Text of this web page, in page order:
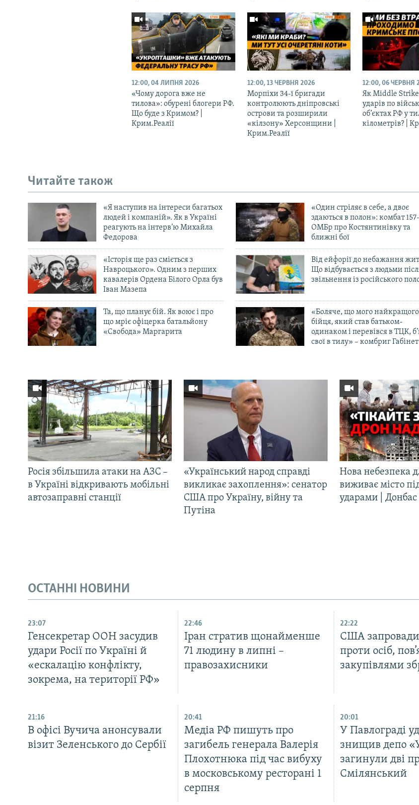
12:00, 04 ЛИПНЯ 2026
«Чому дорога вже не
тилова»: обурені блогери РФ.
Що буде з Кримом? |
Крим.Реалії
12:00, 13 ЧЕРВНЯ 2026
Морпіхи 34-ї бригади
контролюють дніпровські
острови та розширили
«кілзону» Херсонщини |
Крим.Реалії
12:00, 06 ЧЕРВНЯ
Як Middle Strike
ударів по
об’єктах РФ у
кілометрів? |
Читайте також
«Я наступив на інтереси багатьох
людей і компаній». Як в Україні
реагують на інтерв’ю Михайла
Федорова
«Один стріляє в себе, а двоє
здаються в полон»: комбат
ОМБр про Костянтинівку та
ближні бої
«Історія ще раз сміється з
Навроцького». Одним з перших
кавалерів Ордена Білого Орла був
Іван Мазепа
Від ейфорії до небажання
Що відбувається з людьми
звільнення із російського
Та, що планує бій. Як воює і про
що мріє офіцерка батальйону
«Свобода» Маргарита
«Боляче, що мого найкращого
бійця, який став батьком-
одинаком і перевівся в ТЦК,
свої в тилу» – комбриг Габінет
Росія збільшила атаки на АЗС –
в Україні відкривають мобільні
автозаправні станції
«Український народ справді
викликає захоплення»: сенатор
США про Україну, війну та
Путіна
Нова небезпека
виживає місто
ударами | Донбас
ОСТАННІ НОВИНИ
23:07
Генсекретар ООН засудив
удари Росії по Україні й
«ескалацію конфлікту,
зокрема, на території РФ»
22:46
Іран стратив щонайменше
71 людину в липні –
правозахисники
22:22
США
проти осіб,
закупівлями
21:16
В офісі Вучича анонсували
візит Зеленського до Сербії
20:41
Медіа РФ пишуть про
загибель генерала Валерія
Плохотнюка під час вибуху
в московському ресторані 1
серпня
20:01
У Павлограді
знищив депо
загинули дві
Смілянський